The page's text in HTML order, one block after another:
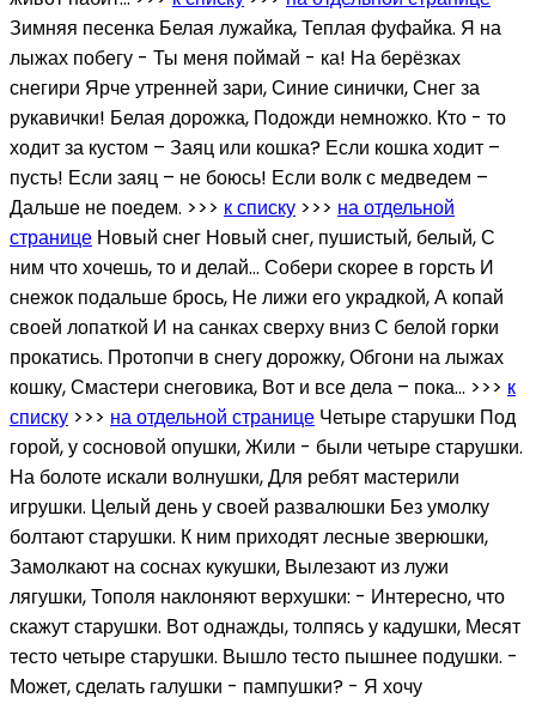
Зимняя песенка Белая лужайка, Теплая фуфайка. Я на
лыжах побегу - Ты меня поймай - ка! На берёзках
снегири Ярче утренней зари, Синие синички, Снег за
рукавички! Белая дорожка, Подожди немножко. Кто - то
ходит за кустом – Заяц или кошка? Если кошка ходит –
пусть! Если заяц – не боюсь! Если волк с медведем –
Дальше не поедем. >>> к списку >>> на отдельной
странице Новый снег Новый снег, пушистый, белый, С
ним что хочешь, то и делай… Собери скорее в горсть И
снежок подальше брось, Не лижи его украдкой, А копай
своей лопаткой И на санках сверху вниз С белой горки
прокатись. Протопчи в снегу дорожку, Обгони на лыжах
кошку, Смастери снеговика, Вот и все дела – пока… >>> к
списку >>> на отдельной странице Четыре старушки Под
горой, у сосновой опушки, Жили - были четыре старушки.
На болоте искали волнушки, Для ребят мастерили
игрушки. Целый день у своей развалюшки Без умолку
болтают старушки. К ним приходят лесные зверюшки,
Замолкают на соснах кукушки, Вылезают из лужи
лягушки, Тополя наклоняют верхушки: - Интересно, что
скажут старушки. Вот однажды, толпясь у кадушки, Месят
тесто четыре старушки. Вышло тесто пышнее подушки. -
Может, сделать галушки - пампушки? - Я хочу